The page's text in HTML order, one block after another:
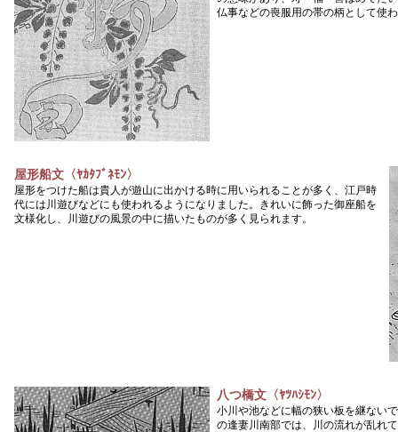
仏事などの喪服用の帯の柄として使
屋形船文〈ﾔｶﾀﾌﾞﾈﾓﾝ〉
屋形をつけた船は貴人が遊山に出かける時に用いられることが多く、江戸時
代には川遊びなどにも使われるようになりました。きれいに飾った御座船を
文様化し、川遊びの風景の中に描いたものが多く見られます。
八つ橋文〈ﾔﾂﾊｼﾓﾝ〉
小川や池などに幅の狭い板を継ない
の逢妻川南部では、川の流れが乱れ